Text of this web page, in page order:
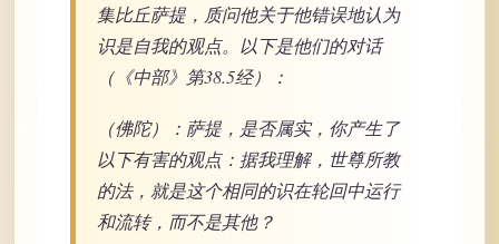
集比丘萨提，质问他关于他错误地认为
识是自我的观点。以下是他们的对话
（《中部》第38.5经）：
（佛陀）：萨提，是否属实，你产生了
以下有害的观点：据我理解，世尊所教
的法，就是这个相同的识在轮回中运行
和流转，而不是其他？